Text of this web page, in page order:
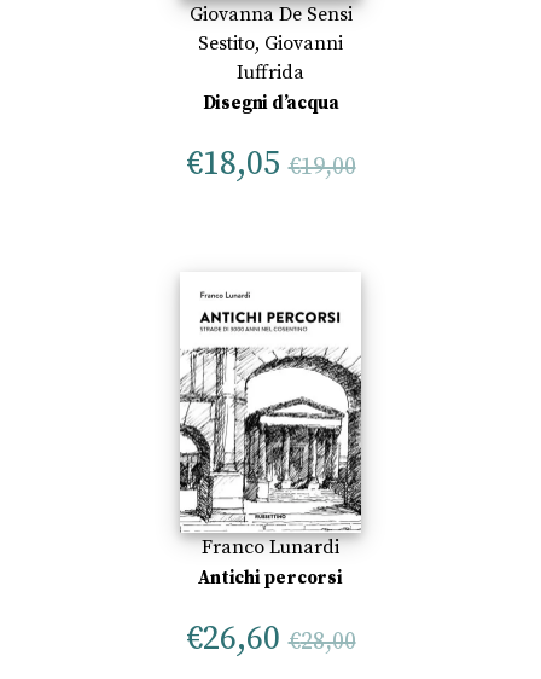
Giovanna De Sensi
Sestito, Giovanni
Iuffrida
Disegni d’acqua
€18,05 €19,00
Franco Lunardi
Antichi percorsi
€26,60 €28,00